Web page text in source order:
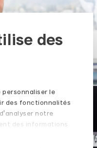
des
personnaliser le
des fonctionnalités
notre
des informations